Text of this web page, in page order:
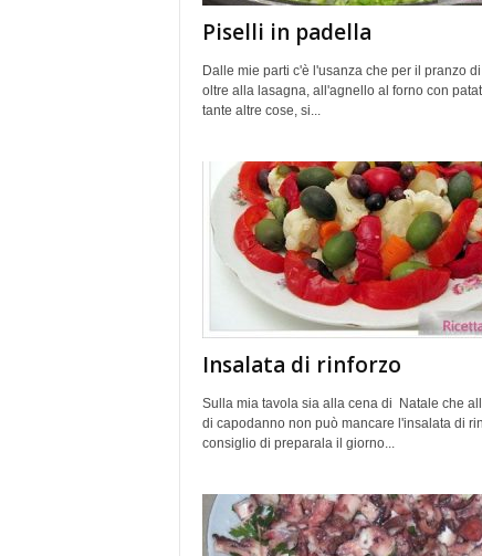
Piselli in padella
Dalle mie parti c'è l'usanza che per il pranzo
oltre alla lasagna, all'agnello al forno con
tante altre cose, si...
Insalata di rinforzo
Sulla mia tavola sia alla cena di Natale che
di capodanno non può mancare l'insalata di
consiglio di preparala il giorno...